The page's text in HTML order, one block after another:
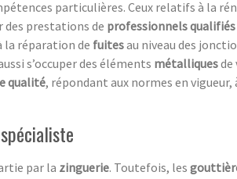
particulières. Ceux relatifs à la
des prestations de professionnels qualifiés
la réparation de fuitesau niveau des
s’occuper des éléments métalliquesde
qualité, répondant aux normes en vigueur,
par la zinguerie. Toutefois, les